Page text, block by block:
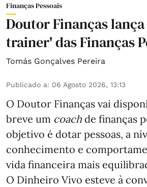
Finanças Pessoais
Doutor Finanças
trainer' das Finanças
Tomás Gonçalves Pereira
Publicado a: 06 Agosto 2026, 13:13
O Doutor Finanças vai
breve um coach de finanças
objetivo é dotar pessoas, a
conhecimento e
vida financeira mais
O Dinheiro Vivo esteve à